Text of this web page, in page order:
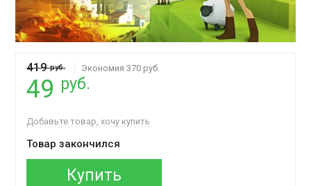
419руб. Экономия 370 руб.
49 руб.
Добавьте товар, хочу купить
Товар закончился
Купить